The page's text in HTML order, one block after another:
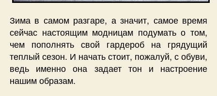
Зима в самом разгаре, а значит, самое время
сейчас настоящим модницам подумать о том,
чем пополнять свой гардероб на грядущий
теплый сезон. И начать стоит, пожалуй, с обуви,
ведь именно она задает тон и настроение
нашим образам.